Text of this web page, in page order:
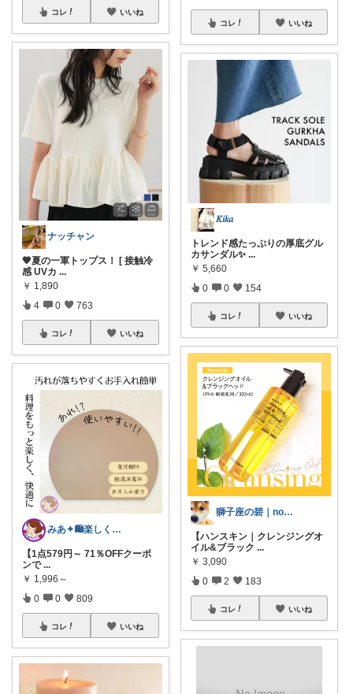
コレ いいね
ナッチャン
🧡夏の一軍トップス！ [ 接触冷
感 UVカ ...
￥ 1,890
4 0 763
コレ いいね
みあ✦🛍️楽しくお買い物
【1点579円～ 71％OFFクーポ
ンで...
￥ 1,996～
0 0 809
コレ いいね
コレ いいね
𝐾𝑖𝑘𝑎
トレンド感たっぷりの厚底グル
カサンダル✨ ...
￥ 5,660
0 0 154
コレ いいね
獅子座の碧｜noteやってます✏️
【ハンスキン｜クレンジングオ
イル&ブラック ...
￥ 3,090
0 2 183
コレ いいね